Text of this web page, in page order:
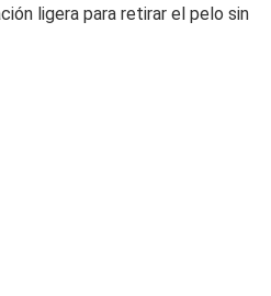
ligera para retirar el pelo sin